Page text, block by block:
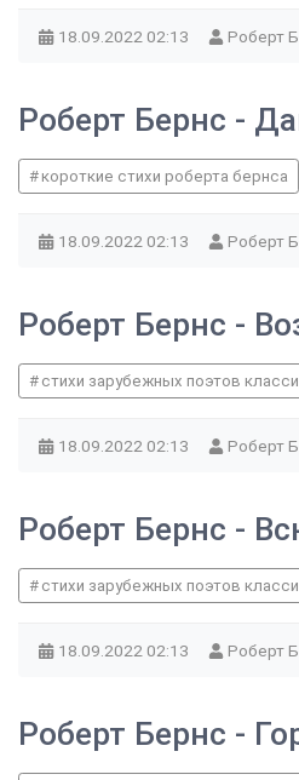
18.09.2022 02:13 Роберт
Роберт Бернс -
короткие стихи роберта бернса
18.09.2022 02:13 Роберт
Роберт Бернс -
стихи зарубежных поэтов
18.09.2022 02:13 Роберт
Роберт Бернс -
стихи зарубежных поэтов
18.09.2022 02:13 Роберт
Роберт Бернс -